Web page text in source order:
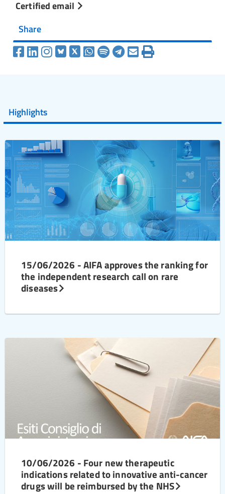
Certified email
Share
Highlights
15/06/2026 - AIFA approves the ranking for
the independent research call on rare
diseases
10/06/2026 - Four new therapeutic
indications related to innovative anti-cancer
drugs will be reimbursed by the NHS